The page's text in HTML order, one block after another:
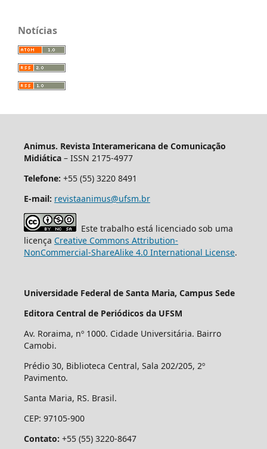
Notícias
Animus. Revista Interamericana de Comunicação
Midiática– ISSN 2175-4977
Telefone: +55 (55) 3220 8491
E-mail: revistaanimus@ufsm.br
Este trabalho está licenciado sob uma
licença Creative Commons Attribution-
NonCommercial-ShareAlike 4.0 International License.
Universidade Federal de Santa Maria, Campus Sede
Editora Central de Periódicos da UFSM
Av. Roraima, nº 1000. Cidade Universitária. Bairro
Camobi.
Prédio 30, Biblioteca Central, Sala 202/205, 2º
Pavimento.
Santa Maria, RS. Brasil.
CEP: 97105-900
Contato: +55 (55) 3220-8647